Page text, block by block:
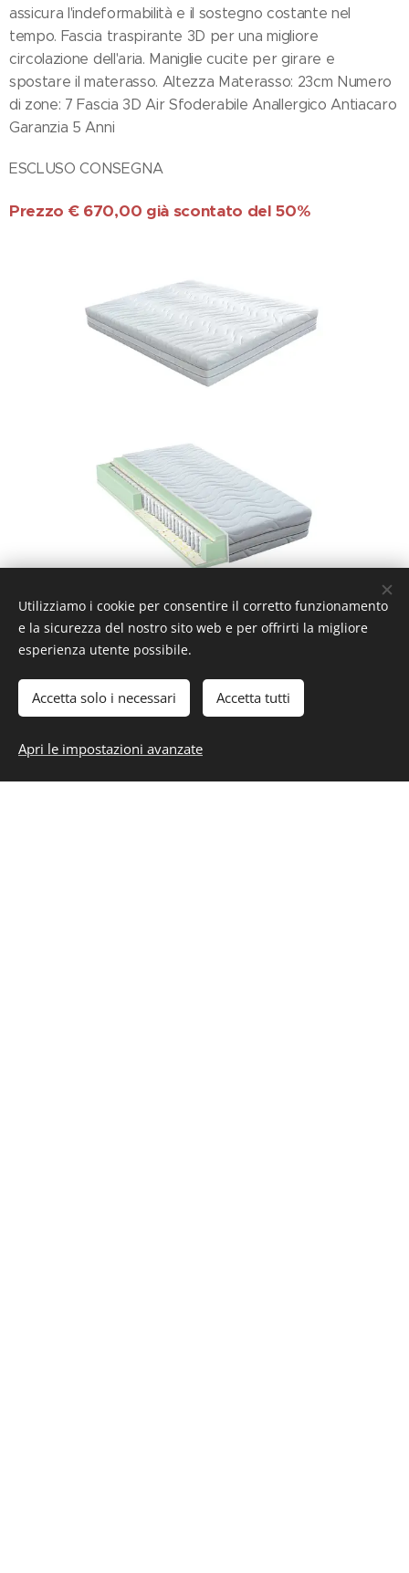
assicura l'indeformabilità e il sostegno costante nel
tempo. Fascia traspirante 3D per una migliore
circolazione dell'aria. Maniglie cucite per girare e
spostare il materasso. Altezza Materasso: 23cm Numero
di zone: 7 Fascia 3D Air Sfoderabile Anallergico Antiacaro
Garanzia 5 Anni
ESCLUSO CONSEGNA
Prezzo € 670,00 già scontato del 50%
Utilizziamo i cookie per consentire il corretto funzionamento
e la sicurezza del nostro sito web e per offrirti la migliore
esperienza utente possibile.
Accetta solo i necessari Accetta tutti
Apri le impostazioni avanzate